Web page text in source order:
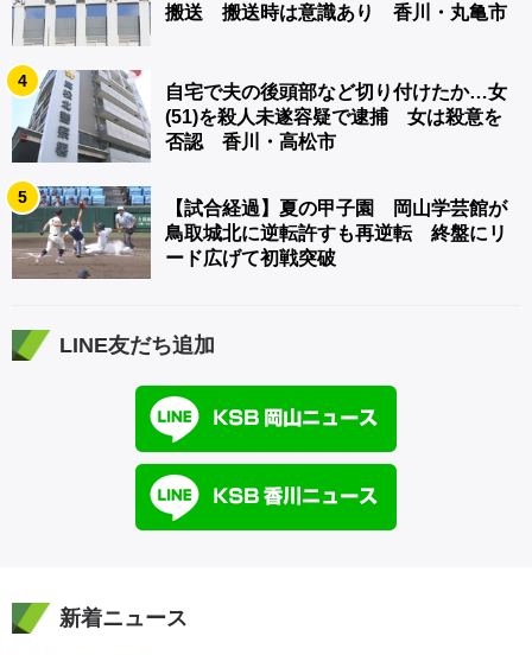
搬送 搬送時は意識あり 香川・丸亀市
4
自宅で夫の後頭部など切り付けたか…女
(51)を殺人未遂容疑で逮捕 女は殺意を
否認 香川・高松市
5
【試合経過】夏の甲子園 岡山学芸館が
鳥取城北に逆転許すも再逆転 終盤にリ
ード広げて初戦突破
LINE友だち追加
新着ニュース